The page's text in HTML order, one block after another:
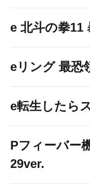
e 北斗の拳11
eリング 最恐
e転生したら
Pフィーバー
29ver.